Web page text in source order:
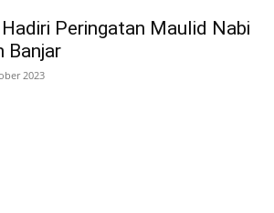
Peringatan Maulid Nabi
Banjar
2023